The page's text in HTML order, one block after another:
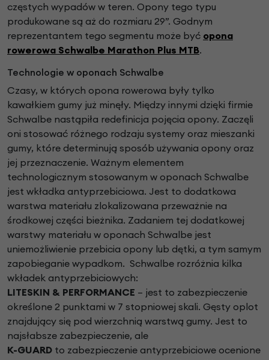
częstych wypadów w teren. Opony tego typu
produkowane są aż do rozmiaru 29”. Godnym
reprezentantem tego segmentu może być opona
rowerowa Schwalbe Marathon Plus MTB.
Technologie w oponach Schwalbe
Czasy, w których opona rowerowa były tylko
kawałkiem gumy już minęły. Między innymi dzięki firmie
Schwalbe nastąpiła redefinicja pojęcia opony. Zaczęli
oni stosować różnego rodzaju systemy oraz mieszanki
gumy, które determinują sposób używania opony oraz
jej przeznaczenie. Ważnym elementem
technologicznym stosowanym w oponach Schwalbe
jest wkładka antyprzebiciowa. Jest to dodatkowa
warstwa materiału zlokalizowana przeważnie na
środkowej części bieżnika. Zadaniem tej dodatkowej
warstwy materiału w oponach Schwalbe jest
uniemożliwienie przebicia opony lub dętki, a tym samym
zapobieganie wypadkom. Schwalbe rozróżnia kilka
wkładek antyprzebiciowych:
LITESKIN & PERFORMANCE – jest to zabezpieczenie
określone 2 punktami w 7 stopniowej skali. Gęsty oplot
znajdujący się pod wierzchnią warstwą gumy. Jest to
najsłabsze zabezpieczenie, ale
K-GUARD to zabezpieczenie antyprzebiciowe ocenione